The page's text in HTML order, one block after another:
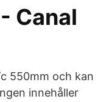
Canal
550mm och kan
innehåller